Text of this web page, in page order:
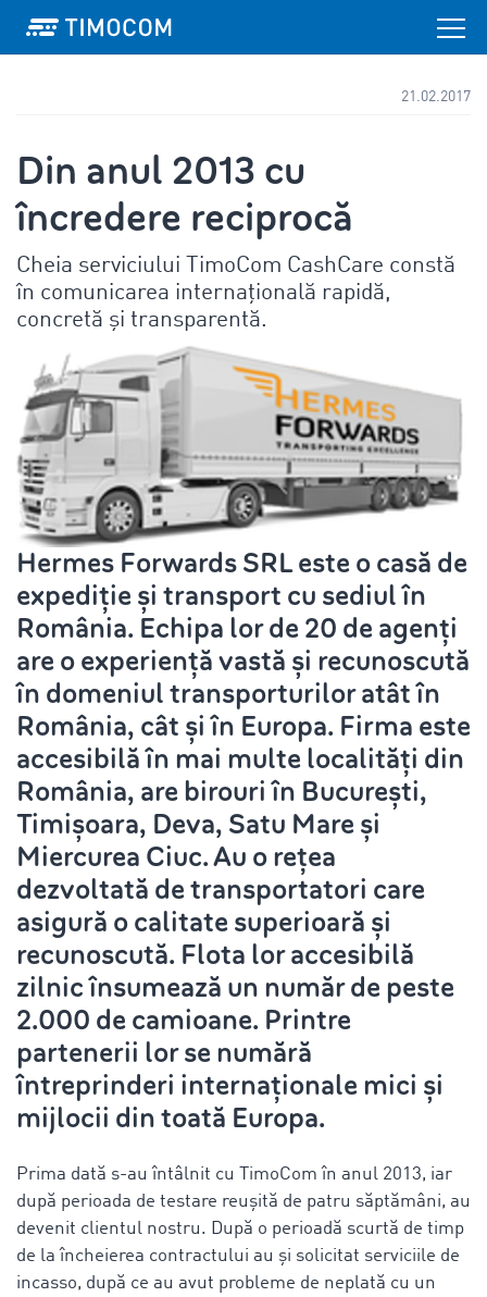
21.02.2017
Din anul 2013 cu
încredere reciprocă
Cheia serviciului TimoCom CashCare constă
în comunicarea internațională rapidă,
concretă și transparentă.
Hermes Forwards SRL este o casă de
expediție și transport cu sediul în
România. Echipa lor de 20 de agenți
are o experiență vastă și recunoscută
în domeniul transporturilor atât în
România, cât și în Europa. Firma este
accesibilă în mai multe localități din
România, are birouri în București,
Timișoara, Deva, Satu Mare și
Miercurea Ciuc. Au o rețea
dezvoltată de transportatori care
asigură o calitate superioară și
recunoscută. Flota lor accesibilă
zilnic însumează un număr de peste
2.000 de camioane. Printre
partenerii lor se numără
întreprinderi internaționale mici și
mijlocii din toată Europa.
Prima dată s-au întâlnit cu TimoCom în anul 2013, iar
după perioada de testare reușită de patru săptămâni, au
devenit clientul nostru. După o perioadă scurtă de timp
de la încheierea contractului au și solicitat serviciile de
incasso, după ce au avut probleme de neplată cu un